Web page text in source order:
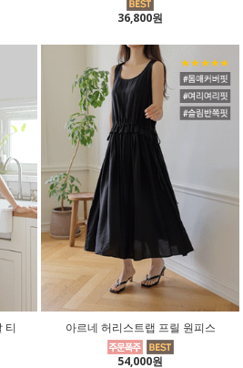
36,800원
티 아르네 허리스트랩 프릴 원피스
54,000원